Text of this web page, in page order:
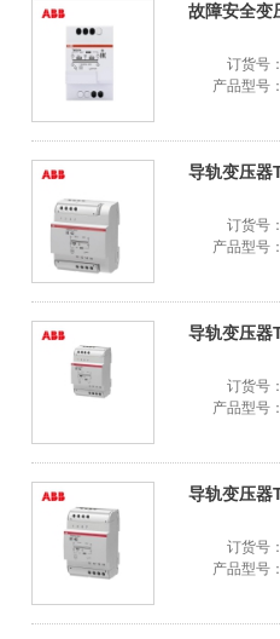
故障安全变
订货号
产品型号
导轨变压器
订货号
产品型号
导轨变压器
订货号
产品型号
导轨变压器
订货号
产品型号